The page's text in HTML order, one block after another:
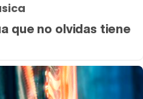
que no olvidas tiene